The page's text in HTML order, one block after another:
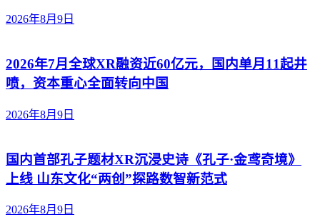
2026年8月9日
2026年7月全球XR融资近60亿元，国内单月11起井
喷，资本重心全面转向中国
2026年8月9日
国内首部孔子题材XR沉浸史诗《孔子·金鸢奇境》
上线 山东文化“两创”探路数智新范式
2026年8月9日